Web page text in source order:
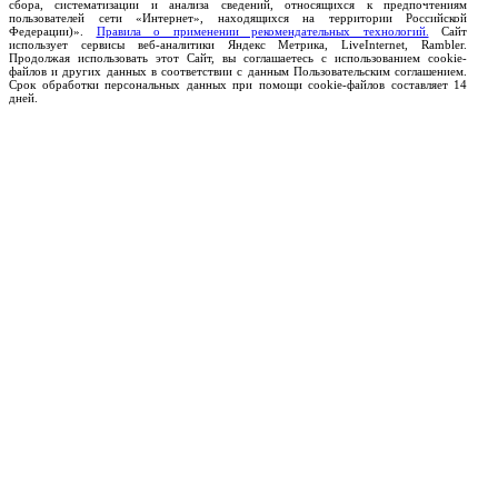
сбора, систематизации и анализа сведений, относящихся к предпочтениям
пользователей сети «Интернет», находящихся на территории Российской
Федерации)». Правила о применении рекомендательных технологий.
Сайт
использует сервисы веб-аналитики Яндекс Метрика, LiveInternet, Rambler.
Продолжая использовать этот Сайт, вы соглашаетесь с использованием cookie-
файлов и других данных в соответствии с данным Пользовательским соглашением.
Срок обработки персональных данных при помощи cookie-файлов составляет 14
дней.